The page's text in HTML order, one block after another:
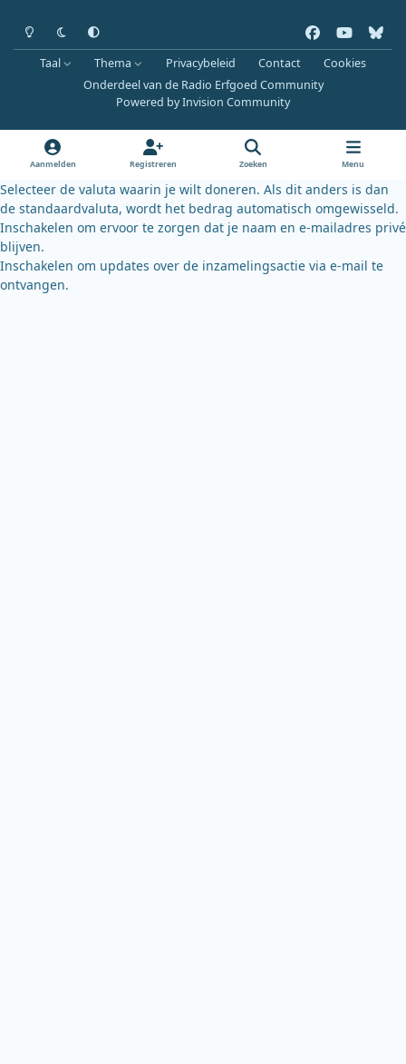
Heldere modus
Donkere modus
Systeemvoorkeur
a
c
e
k
o
u
b
l
u
k
y
Taal Thema Privacybeleid Contact
Cookies
Onderdeel van de Radio Erfgoed Community
Powered byInvision Community
Aanmelden Registreren Zoeken Menu
Selecteer de valuta waarin je wilt doneren. Als dit anders is dan
de standaardvaluta, wordt het bedrag automatisch omgewisseld.
Inschakelen om ervoor te zorgen dat je naam en e-mailadres privé
blijven.
Inschakelen om updates over de inzamelingsactie via e-mail te
ontvangen.